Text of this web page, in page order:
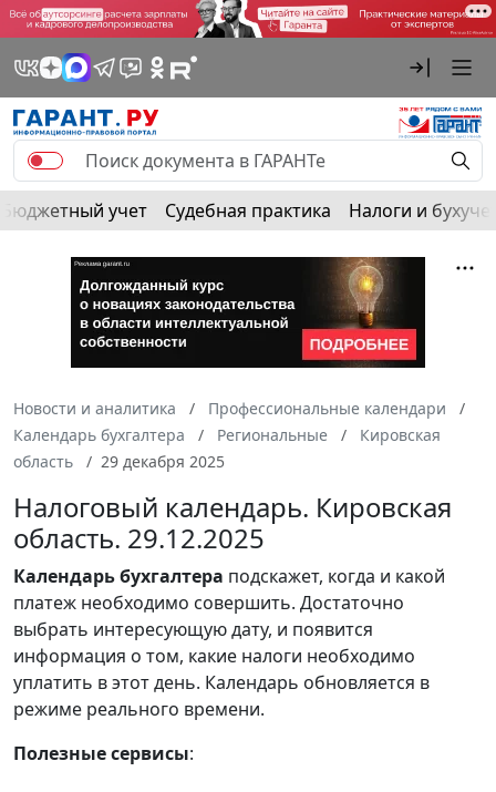
Бюджетный учет Судебная практика Налоги и
Новости и аналитика
Профессиональные календари
Календарь бухгалтера
Региональные
Кировская
область
29 декабря 2025
Налоговый календарь. Кировская
область. 29.12.2025
Календарьбухгалтера подскажет, когда и какой
платеж необходимо совершить. Достаточно
выбрать интересующую дату, и появится
информация о том, какие налоги необходимо
уплатить в этот день. Календарь обновляется в
режиме реального времени.
Полезные сервисы: